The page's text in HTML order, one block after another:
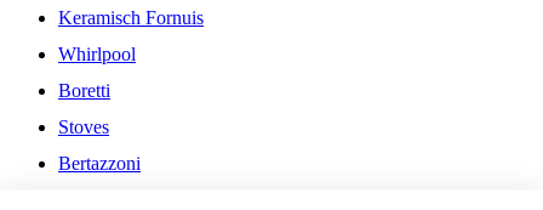
Keramisch Fornuis
Whirlpool
Boretti
Stoves
Bertazzoni